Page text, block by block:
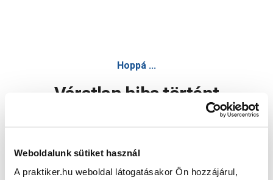
Weboldalunk sütiket használ
A praktiker.hu weboldal látogatásakor Ön hozzájárul,
Hoppá ...
Váratlan hiba történt
Oldal újratöltése